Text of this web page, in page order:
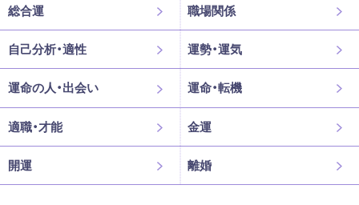
総合運 職場関係
自己分析・適性 運勢・運気
運命の人・出会い 運命・転機
適職・才能 金運
開運 離婚